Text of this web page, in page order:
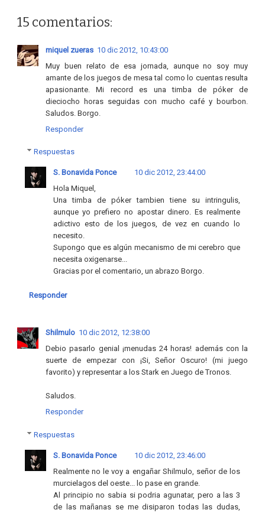
15 comentarios:
miquel zueras 10 dic 2012, 10:43:00
Muy buen relato de esa jornada, aunque no soy muy
amante de los juegos de mesa tal como lo cuentas resulta
apasionante. Mi record es una timba de póker de
dieciocho horas seguidas con mucho café y bourbon.
Saludos. Borgo.
Responder
Respuestas
S. Bonavida Ponce
10 dic 2012, 23:44:00
Hola Miquel,
Una timba de póker tambien tiene su intringulis,
aunque yo prefiero no apostar dinero. Es realmente
adictivo esto de los juegos, de vez en cuando lo
necesito.
Supongo que es algún mecanismo de mi cerebro que
necesita oxigenarse...
Gracias por el comentario, un abrazo Borgo.
Responder
Shilmulo 10 dic 2012, 12:38:00
Debio pasarlo genial ¡menudas 24 horas! además con la
suerte de empezar con ¡Si, Señor Oscuro! (mi juego
favorito) y representar a los Stark en Juego de Tronos.
Saludos.
Responder
Respuestas
S. Bonavida Ponce
10 dic 2012, 23:46:00
Realmente no le voy a engañar Shilmulo, señor de los
murcielagos del oeste... lo pase en grande.
Al principio no sabia si podria agunatar, pero a las 3
de las mañanas se me disiparon todas las dudas,